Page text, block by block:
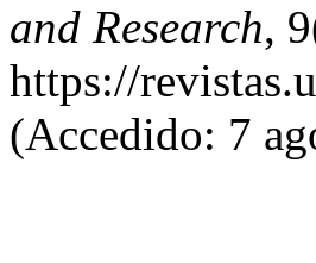
and Research,
https://
(Accedido: 7